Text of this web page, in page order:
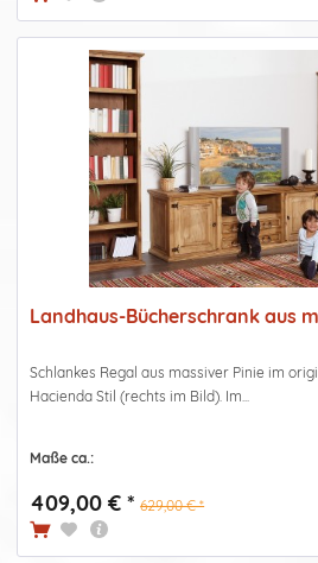
Landhaus-Bücherschrank aus
Schlankes Regal aus massiver Pinie im
Hacienda Stil (rechts im Bild). Im...
Maße ca.:
409,00 € * 629,00 € *